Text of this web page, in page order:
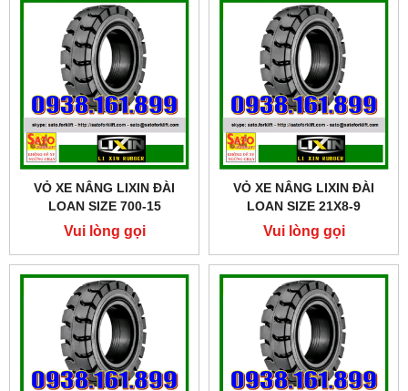
VỎ XE NÂNG LIXIN ĐÀI
LOAN SIZE 700-15
Vui lòng gọi
VỎ XE NÂNG LIXIN ĐÀI
LOAN SIZE 21X8-9
Vui lòng gọi